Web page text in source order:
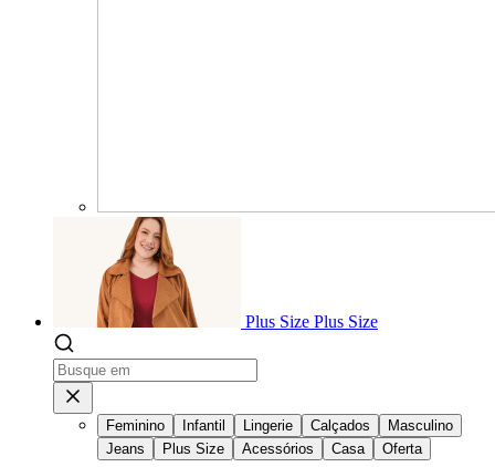
Plus Size Plus Size
Feminino Infantil Lingerie Calçados
Masculino
Jeans
Plus Size Acessórios Casa Oferta